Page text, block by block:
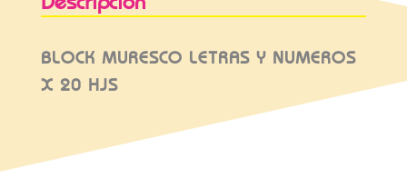
BLOCK MURESCO LETRAS Y NUMEROS
X 20 HJS